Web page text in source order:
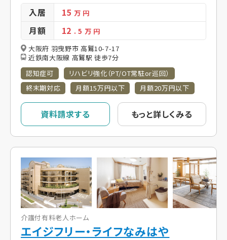
入居 15万 円
月額 12 . 5 万 円
大阪府 羽曳野市 高鷲10-7-17
近鉄南大阪線 高鷲駅 徒歩7分
認知症可
リハビリ強化（PT/OT常駐or巡回）
終末期対応
月額15万円以下 月額20万円以下
資料請求する もっと詳しくみる
介護付有料老人ホーム
エイジフリー・ライフなみはや